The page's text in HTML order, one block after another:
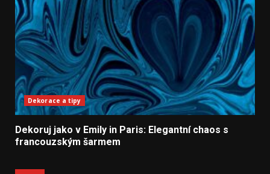
Dekorace a tipy
Dekoruj jako v Emily in Paris: Elegantní chaos s
francouzským šarmem